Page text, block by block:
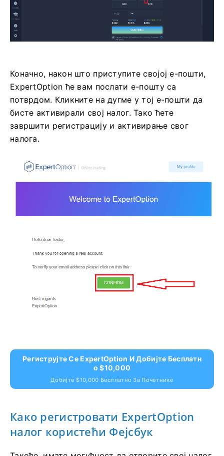
средствима и испробате нове механике на
графикону у реалном времену без ризика.
Коначно, након што приступите својој е-пошти,
ExpertOption ће вам послати е-пошту са
потврдом. Кликните на дугме у тој е-пошти да
налога.